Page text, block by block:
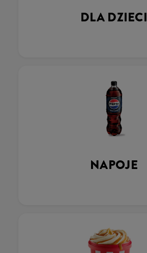
DLA DZIECI
NAPOJE